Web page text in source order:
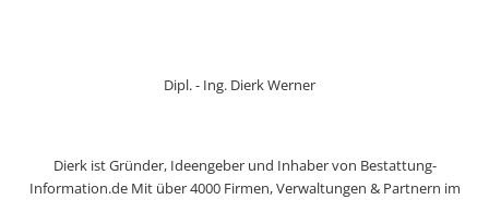
Dipl. - Ing. Dierk Werner
Dierk ist Gründer, Ideengeber und Inhaber von Bestattung-
Information.de Mit über 4000 Firmen, Verwaltungen & Partnern im